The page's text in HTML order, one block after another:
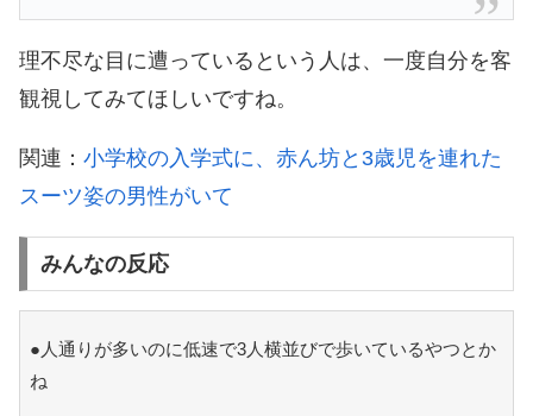
理不尽な目に遭っているという人は、一度自分を客
観視してみてほしいですね。
関連： 小学校の入学式に、赤ん坊と3歳児を連れた
スーツ姿の男性がいて
みんなの反応
●人通りが多いのに低速で3人横並びで歩いているやつとか
ね